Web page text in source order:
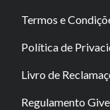
Termos e
Política de
Livro de
Regulamento